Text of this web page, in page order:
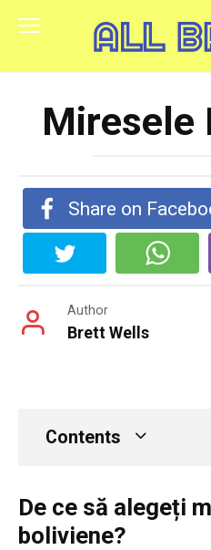
Miresele
Share on
Author
Brett Wells
Contents
De ce să alegeți
boliviene?